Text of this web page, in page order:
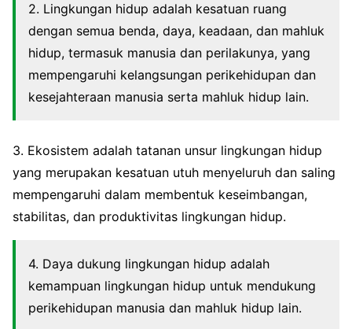
2. Lingkungan hidup adalah kesatuan ruang
dengan semua benda, daya, keadaan, dan mahluk
hidup, termasuk manusia dan perilakunya, yang
mempengaruhi kelangsungan perikehidupan dan
kesejahteraan manusia serta mahluk hidup lain.
3. Ekosistem adalah tatanan unsur lingkungan hidup
yang merupakan kesatuan utuh menyeluruh dan saling
mempengaruhi dalam membentuk keseimbangan,
stabilitas, dan produktivitas lingkungan hidup.
4. Daya dukung lingkungan hidup adalah
kemampuan lingkungan hidup untuk mendukung
perikehidupan manusia dan mahluk hidup lain.